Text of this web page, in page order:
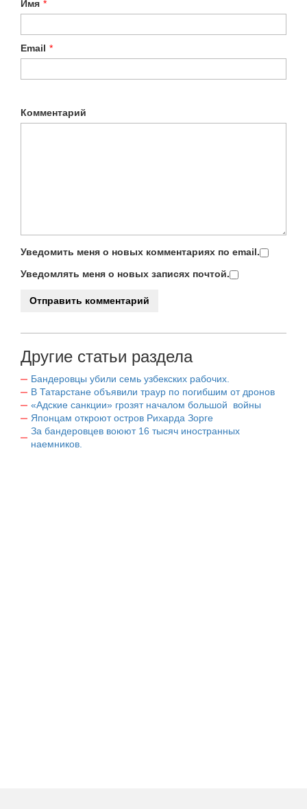
Имя *
Email *
Комментарий
Уведомить меня о новых комментариях по email.
Уведомлять меня о новых записях почтой.
Другие статьи раздела
Бандеровцы убили семь узбекских рабочих.
В Татарстане объявили траур по погибшим от дронов
«Адские санкции» грозят началом большой войны
Японцам откроют остров Рихарда Зорге
За бандеровцев воюют 16 тысяч иностранных
наемников.